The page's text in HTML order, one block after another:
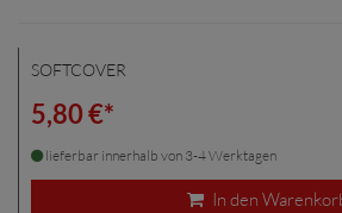
SOFTCOVER
5,80 €*
lieferbar innerhalb von 3-4 Werktagen
In den